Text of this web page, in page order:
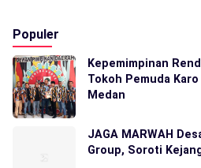
Populer
Kepemimpinan
Tokoh Pemuda
Medan
JAGA MARWAH
Group, Soroti